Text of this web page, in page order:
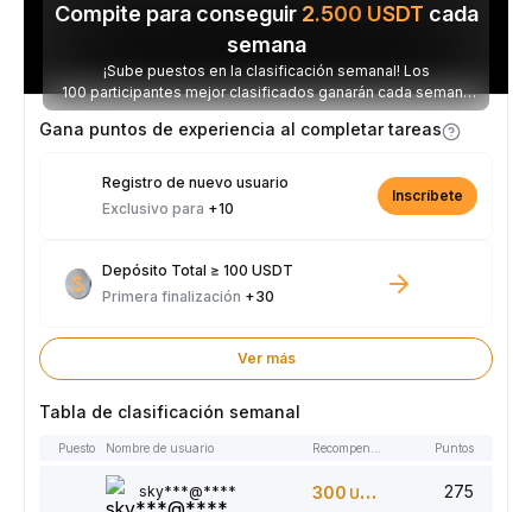
Compite para conseguir 2.500 USDT cada
semana
¡Sube puestos en la clasificación semanal! Los
100 participantes mejor clasificados ganarán cada semana
parte de los 2.500 USDT disponibles.
Gana puntos de experiencia al completar tareas
Registro de nuevo usuario
Exclusivo para +10
Inscríbete
Depósito Total ≥ 100 USDT
Primera finalización +30
Ver más
Tabla de clasificación semanal
Puesto Nombre de usuario Recompensas Puntos
sky***@**** 300 USDT 275